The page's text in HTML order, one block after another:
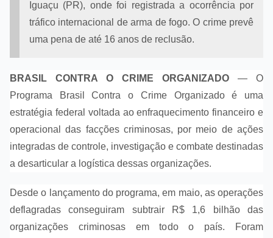
Iguaçu (PR), onde foi registrada a ocorrência por
tráfico internacional de arma de fogo. O crime prevê
uma pena de até 16 anos de reclusão.
BRASIL CONTRA O CRIME ORGANIZADO — O
Programa Brasil Contra o Crime Organizado é uma
estratégia federal voltada ao enfraquecimento financeiro e
operacional das facções criminosas, por meio de ações
integradas de controle, investigação e combate destinadas
a desarticular a logística dessas organizações.
Desde o lançamento do programa, em maio, as operações
deflagradas conseguiram subtrair R$ 1,6 bilhão das
organizações criminosas em todo o país. Foram